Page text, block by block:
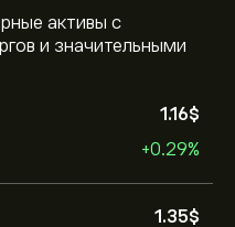
активы с
и значительными
1.16‎$‎
+0.29%
1.35‎$‎